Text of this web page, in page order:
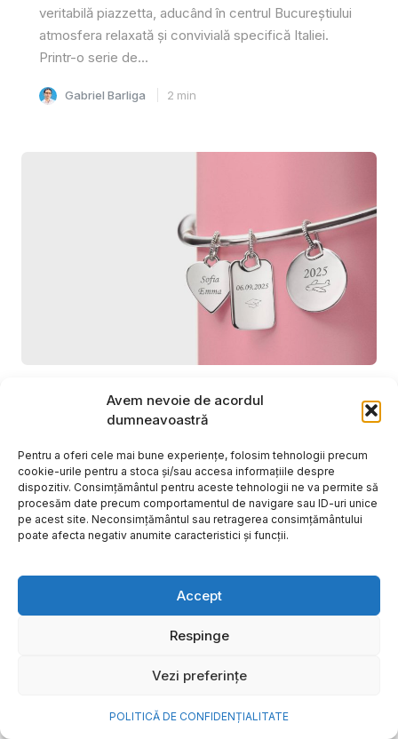
Avem nevoie de acordul
dumneavoastră
Pentru a oferi cele mai bune experiențe, folosim tehnologii precum
cookie-urile pentru a stoca și/sau accesa informațiile despre
dispozitiv. Consimțământul pentru aceste tehnologii ne va permite să
procesăm date precum comportamentul de navigare sau ID-uri unice
pe acest site. Neconsimțământul sau retragerea consimțământului
poate afecta negativ anumite caracteristici și funcții.
Accept
Respinge
Vezi preferințe
POLITICĂ DE CONFIDENȚIALITATE
veritabilă piazzetta, aducând în centrul Bucureștiului
atmosfera relaxată și convivială specifică Italiei.
Printr-o serie de...
Gabriel Barliga 2 min
Cum transformi cele mai
frumoase amintiri ale verii într-
o bijuterie Pandora pe care o
porți zi de zi
Vara este, pentru mulți dintre noi, anotimpul în care
se întâmplă cele mai importante lucruri. Plecăm în
Cristiana Todiresei